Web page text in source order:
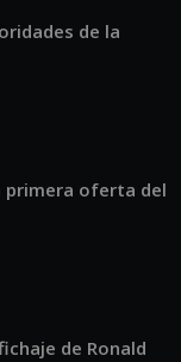
de la
primera oferta del
de Ronald